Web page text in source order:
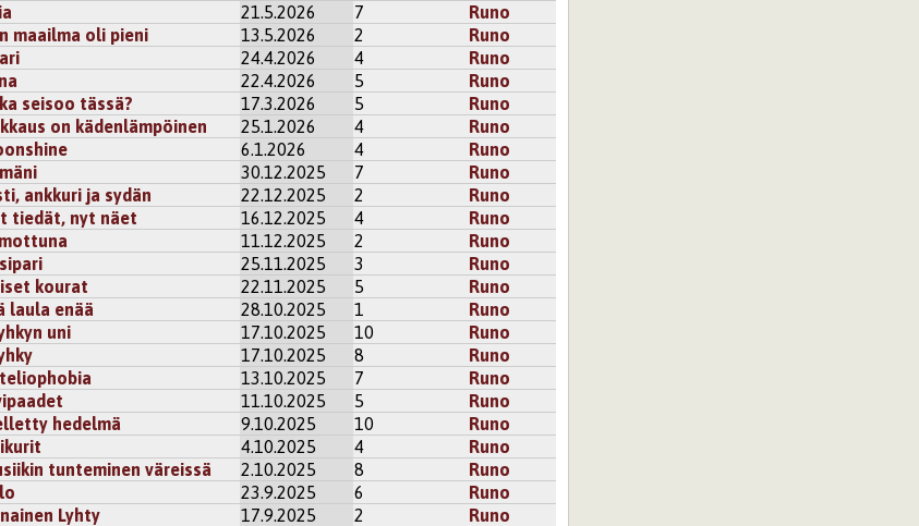
21.5.2026 7
Runo
maailma oli pieni 13.5.2026 2
Runo
24.4.2026 4
Runo
22.4.2026 5
Runo
seisoo tässä? 17.3.2026 5
Runo
on kädenlämpöinen 25.1.2026 4
Runo
6.1.2026 4
Runo
30.12.2025 7
Runo
ankkuri ja sydän 22.12.2025 2
Runo
tiedät, nyt näet 16.12.2025 4
Runo
11.12.2025 2
Runo
25.11.2025 3
Runo
kourat 22.11.2025 5
Runo
laula enää 28.10.2025 1
Runo
uni 17.10.2025 10
Runo
17.10.2025 8
Runo
13.10.2025 7
Runo
11.10.2025 5
Runo
hedelmä 9.10.2025 10
Runo
4.10.2025 4
Runo
tunteminen väreissä 2.10.2025 8
Runo
23.9.2025 6
Runo
Lyhty 17.9.2025 2
Runo